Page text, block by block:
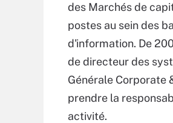
des Marchés de
postes au sein des
d'information. De
de directeur des
Générale Corporate
prendre la
activité.